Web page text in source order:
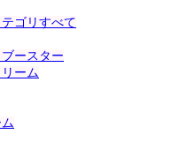
ゴリすべて
ースター
ーム